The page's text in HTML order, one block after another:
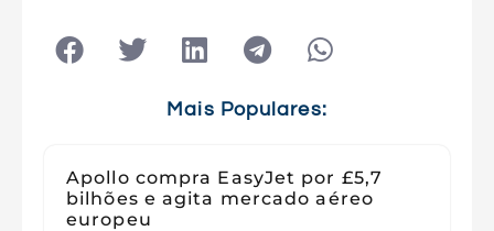
Tecnologia
Mais Populares:
Apollo compra EasyJet por £5,7
bilhões e agita mercado aéreo
europeu